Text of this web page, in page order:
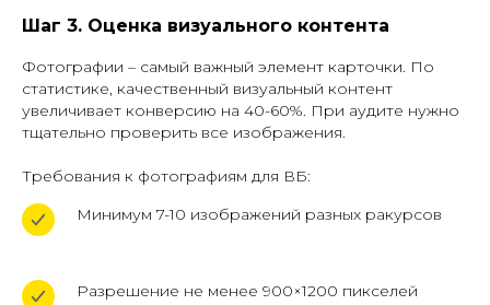
Шаг 3. Оценка визуального контента
Фотографии – самый важный элемент карточки. По
статистике, качественный визуальный контент
увеличивает конверсию на 40-60%. При аудите нужно
тщательно проверить все изображения.
Требования к фотографиям для ВБ:
Минимум 7-10 изображений разных ракурсов
Разрешение не менее 900×1200 пикселей